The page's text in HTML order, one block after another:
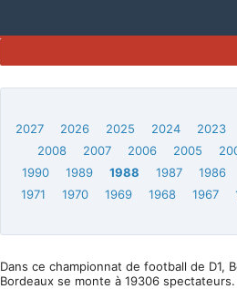
2027
2026 2025 2024 2023
2008
2007 2006 2005
1990
1989 1988 1987 1986
1971
1970 1969 1968 1967
Dans ce championnat de football de
Bordeaux se monte à 19306 spectateurs.